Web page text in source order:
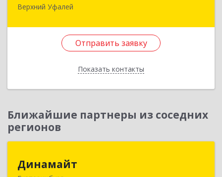
Верхний Уфалей
Отправить заявку
Показать контакты
456800, Челябинская обл, Верхний Уфалей г,
Отправить заявку
Назад
Ближайшие партнеры из соседних
регионов
Динамайт